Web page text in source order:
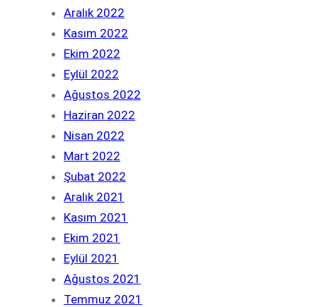
Aralık 2022
Kasım 2022
Ekim 2022
Eylül 2022
Ağustos 2022
Haziran 2022
Nisan 2022
Mart 2022
Şubat 2022
Aralık 2021
Kasım 2021
Ekim 2021
Eylül 2021
Ağustos 2021
Temmuz 2021